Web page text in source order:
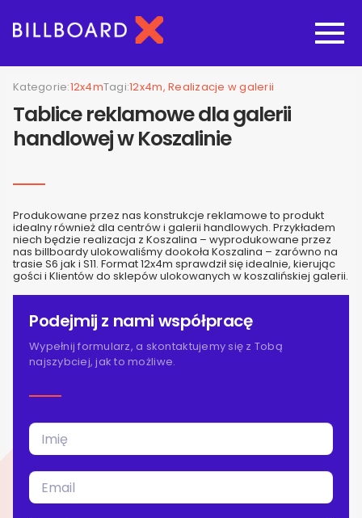
Oferta budowy reklam
Galeria
O nas
Realizacje
Blog
Kontakt
Kategorie:12x4mTagi:12x4m, Realizacje w galerii
Tablice reklamowe dla galerii
handlowej w Koszalinie
Produkowane przez nas konstrukcje reklamowe to produkt
idealny również dla centrów i galerii handlowych. Przykładem
niech będzie realizacja z Koszalina – wyprodukowane przez
nas billboardy ulokowaliśmy dookoła Koszalina – zarówno na
trasie S6 jak i S11. Format 12x4m sprawdził się idealnie, kierując
gości i Klientów do sklepów ulokowanych w koszalińskiej galerii.
Podejmij z nami współpracę
Wypełnij formularz, a skontaktujemy się z Tobą
najszybciej, jak to możliwe.